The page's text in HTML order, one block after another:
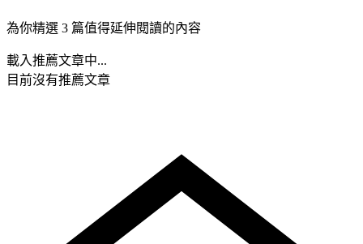
為你精選 3 篇值得延伸閱讀的內容
載入推薦文章中...
目前沒有推薦文章